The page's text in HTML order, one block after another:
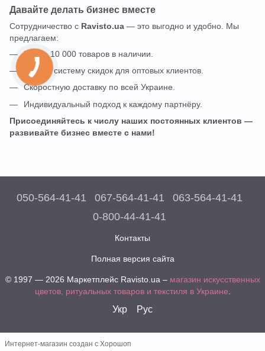
Давайте делать бизнес вместе
Сотрудничество с Ravisto.ua — это выгодно и удобно. Мы
предлагаем:
Более 10 000 товаров в наличии.
Гибкую систему скидок для оптовых клиентов.
Скоростную доставку по всей Украине.
Индивидуальный подход к каждому партнёру.
Присоединяйтесь к числу наших постоянных клиентов —
развивайте бизнес вместе с нами!
050-564-41-41 067-564-41-41
063-564-41-41
0-800-44-41-41
Контакты
Полная версия сайта
© 1997 — 2026 Маркетплейс Ravisto.ua – магазин искусственных
цветов, ритуальных товаров и текстиля в Украине
Укр Рус
Интернет-магазин создан с Хорошоп